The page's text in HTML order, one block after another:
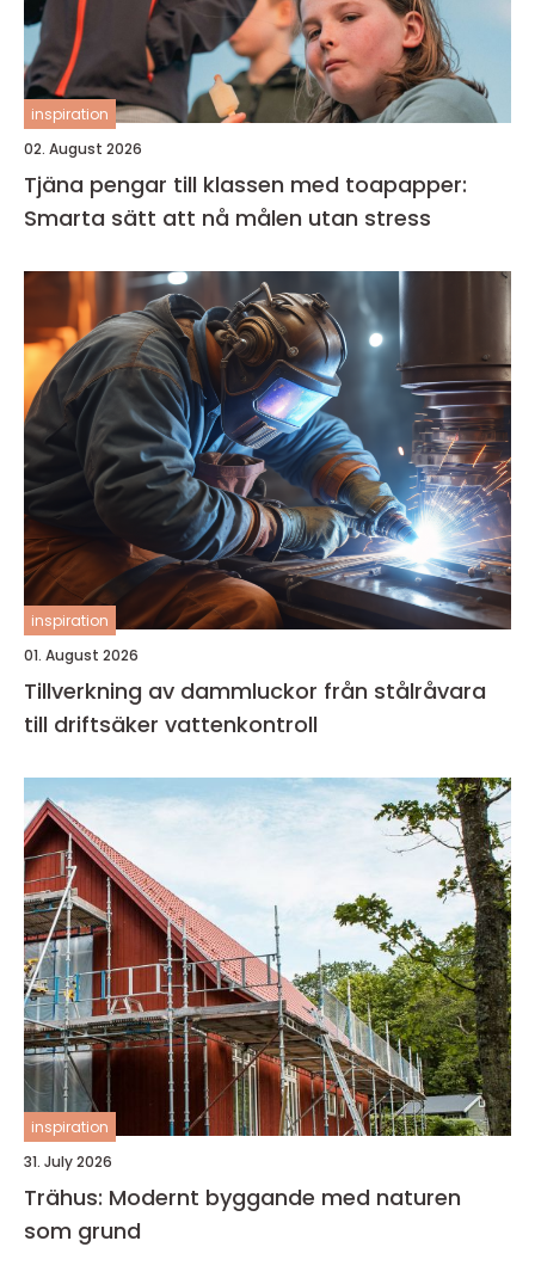
inspiration
02. August 2026
Tjäna pengar till klassen med toapapper:
Smarta sätt att nå målen utan stress
inspiration
01. August 2026
Tillverkning av dammluckor från stålråvara
till driftsäker vattenkontroll
inspiration
31. July 2026
Trähus: Modernt byggande med naturen
som grund